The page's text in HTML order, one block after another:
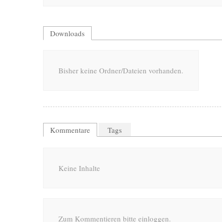
Downloads
Bisher keine Ordner/Dateien vorhanden.
Kommentare Tags
Keine Inhalte
Zum Kommentieren bitte einloggen.